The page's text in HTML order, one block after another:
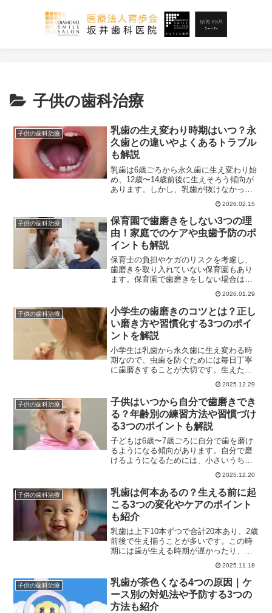
子供の歯科治療
子供の歯科治療
乳歯の生え変わり時期はいつ？永
久歯との違いやよくあるトラブル
も解説
乳歯は6歳ごろから永久歯に生え変わり始
め、12歳〜14歳前後に生えそろう傾向が
あります。しかし、乳歯が抜けなかった
ります。この記事では、永久歯が生える
時期の目安やよくあるトラブルなどを紹
介します。歯の生え変わりに関して悩ん
でいる方は、参考にしてください。
2026.02.15
子供の歯科治療
保育園で歯磨きをしない3つの理
由！家庭でのケアや虫歯予防のポ
イントも解説
保育士の負担やケガのリスクを考慮し、
歯磨きを取り入れていない保育園もあり
ます。保育園で歯磨きをしない場合は、
家庭で1日2回しっかりとブラッシングす
ることが大切です。この記事では、保育
園で歯磨きをしない理由や家庭でのケア
のポイントなどを解説します。保育園で
歯磨きをせず不安な方は参考にしてくだ
さい。
2026.01.29
子供の歯科治療
小学生の歯磨きのコツとは？正し
い磨き方や習慣化する3つのポイ
ントを解説
小学生は乳歯から永久歯に生え変わる時
期なので、虫歯を防ぐためには毎日丁寧
に歯磨きすることが大切です。生えたば
かりの永久歯は虫歯になりやすいため、
年齢に合わせて適切にケアする必要があ
ります。この記事では、正しい歯磨きの
やり方や年齢別のケアのコツなどを解説
します。小学生の歯のケアについてお悩
みの方は参考にしてください。
2025.12.29
子供の歯科治療
子供はいつから自分で歯磨きでき
る？年齢別の練習方法や習慣づけ
る3つのポイントも解説
子どもは6歳〜7歳ごろに自分で歯を磨け
るようになる傾向があります。自分で磨
けるようになるためには、小さいうちか
ら歯ブラシを口に入れることに慣れさせ
ていくことが大切です。この記事では、
歯磨きを自分でやるための練習方法や習
慣化させるポイントなどを解説します。
子どもに自分で歯磨きをさせたい方は参
考にしてください。
2025.12.20
子供の歯科治療
乳歯は何本あるの？生える前に起
こる3つの変化やケアのポイント
も紹介
乳歯は上下10本ずつで合計20本あり、2歳
前後で生え揃うことが多いです。この時
期には歯が生える時期が遅かったり、順
番が違うなどのトラブルが起きやすいで
す。本記事では、乳歯が生える順番やケ
アする際のポイントを解説します。子ど
もの乳歯の生え方に関して悩んでいる方
は、ぜひ参考にしてくださいね。
2025.11.18
子供の歯科治療
乳歯が茶色くなる4つの原因｜ケ
ース別の対処法や予防する3つの
方法も紹介